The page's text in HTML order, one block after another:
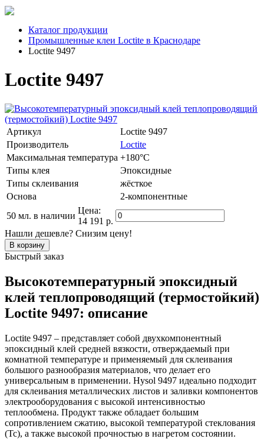
Каталог продукции
Промышленные клеи Loctite в Краснодаре
Loctite 9497
Loctite 9497
Артикул
Loctite 9497
Производитель
Loctite
Максимальная температура +180°C
Типы клея
Эпоксидные
Типы склеивания
жёсткое
Основа
2-компонентные
50 мл. в наличии
Цена:
14 191 р.
Нашли дешевле? Снизим цену!
Быстрый заказ
Высокотемпературный эпоксидный
клей теплопроводящий (термостойкий)
Loctite 9497: описание
Loctite 9497 – представляет собой двухкомпонентный
эпоксидный клей средней вязкости, отверждаемый при
комнатной температуре и применяемый для склеивания
большого разнообразия материалов, что делает его
универсальным в применении. Hysol 9497 идеально подходит
для склеивания металлических листов и заливки компонентов
электрооборудования с высокой интенсивностью
теплообмена. Продукт также обладает большим
сопротивлением сжатию, высокой температурой стеклования
(Тс), а также высокой прочностью в нагретом состоянии.